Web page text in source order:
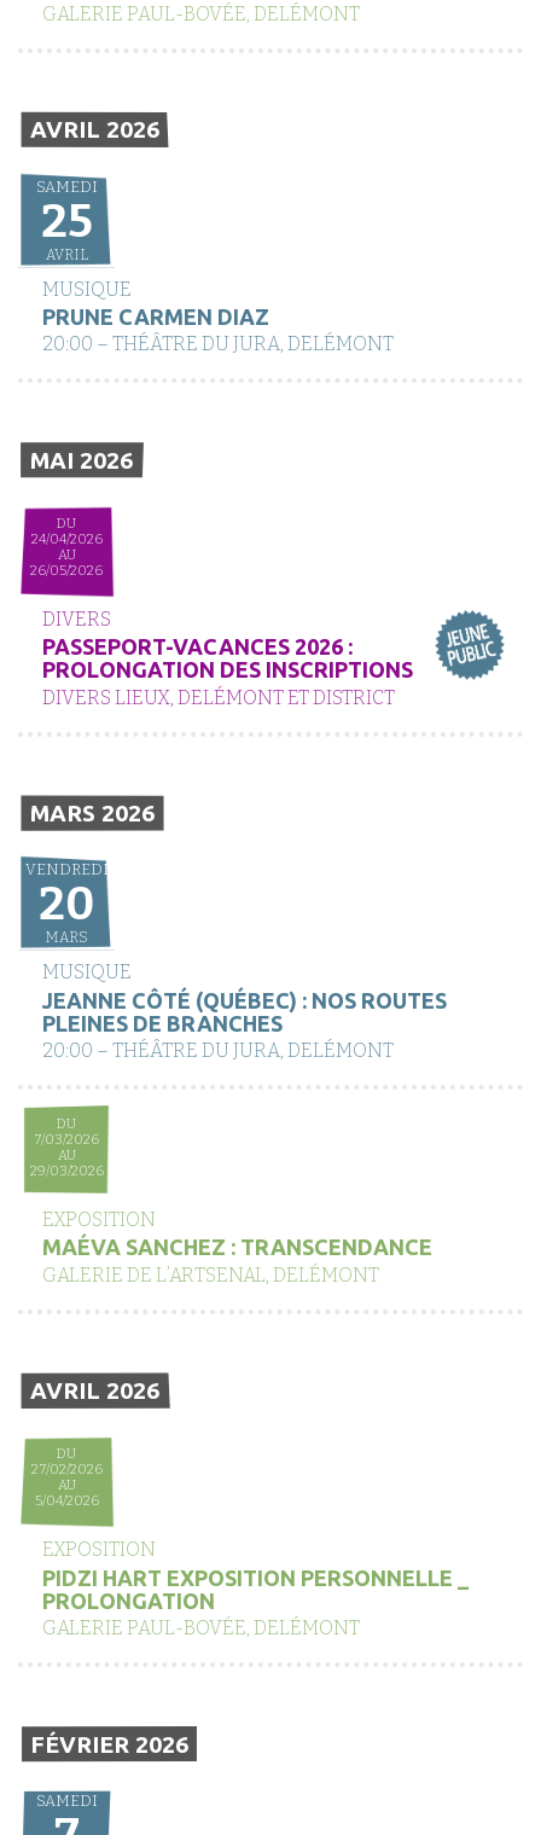
GALERIE PAUL-BOVÉE, DELÉMONT
AVRIL 2026
SAMEDI
25
AVRIL
MUSIQUE
PRUNE CARMEN DIAZ
20:00 – THÉÂTRE DU JURA, DELÉMONT
MAI 2026
DU
24/04/2026
AU
26/05/2026
DIVERS
PASSEPORT-VACANCES 2026 :
PROLONGATION DES INSCRIPTIONS
DIVERS LIEUX, DELÉMONT ET DISTRICT
MARS 2026
VENDREDI
20
MARS
MUSIQUE
JEANNE CÔTÉ (QUÉBEC) : NOS ROUTES
PLEINES DE BRANCHES
20:00 – THÉÂTRE DU JURA, DELÉMONT
DU
7/03/2026
AU
29/03/2026
EXPOSITION
MAÉVA SANCHEZ : TRANSCENDANCE
GALERIE DE L’ARTSENAL, DELÉMONT
AVRIL 2026
DU
27/02/2026
AU
5/04/2026
EXPOSITION
PIDZI HART EXPOSITION PERSONNELLE _
PROLONGATION
GALERIE PAUL-BOVÉE, DELÉMONT
FÉVRIER 2026
SAMEDI